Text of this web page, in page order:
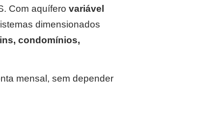
Com aquífero variável
dimensionados
condomínios,
mensal, sem depender